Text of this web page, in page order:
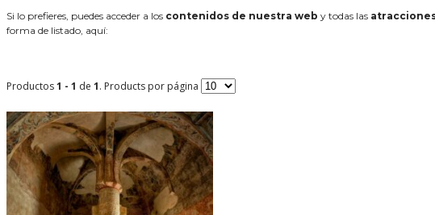
Si lo prefieres, puedes acceder a los contenidos de nuestra web y todas las
forma de listado, aquí:
Productos1 - 1 de 1. Products por página